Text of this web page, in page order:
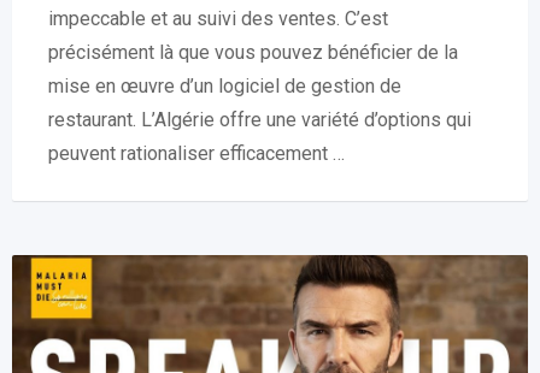
impeccable et au suivi des ventes. C’est
précisément là que vous pouvez bénéficier de la
mise en œuvre d’un logiciel de gestion de
restaurant. L’Algérie offre une variété d’options qui
peuvent rationaliser efficacement …